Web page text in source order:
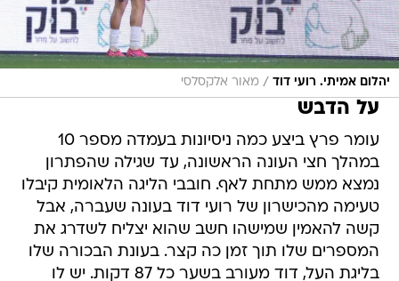
יהלום אמיתי. רועי דוד / מאור אלקסלסי
על הדבש
עומר פרץ ביצע כמה ניסיונות בעמדה מספר 10
במהלך חצי העונה הראשונה, עד שגילה שהפתרון
נמצא ממש מתחת לאף. חובבי הליגה הלאומית קיבלו
טעימה מהכישרון של רועי דוד בעונה שעברה, אבל
קשה להאמין שמישהו חשב שהוא יצליח לשדרג את
המספרים שלו תוך זמן כה קצר. בעונת הבכורה שלו
בליגת העל, דוד מעורב בשער כל 87 דקות. יש לו